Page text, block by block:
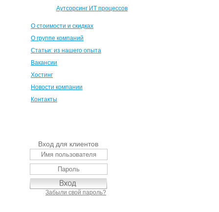
Аутсорсинг ИТ процессов
О стоимости и скидках
О группе компаний
Статьи: из нашего опыта
Вакансии
Хостинг
Новости компании
Контакты
Вход для клиентов
Забыли свой пароль?